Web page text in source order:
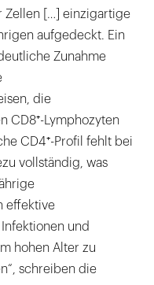
Zellen […] einzigartige
aufgedeckt. Ein
Zunahme
die
CD8⁺-Lymphozyten
CD4⁺-Profil fehlt bei
vollständig, was
effektive
und
hohen Alter zu
schreiben die